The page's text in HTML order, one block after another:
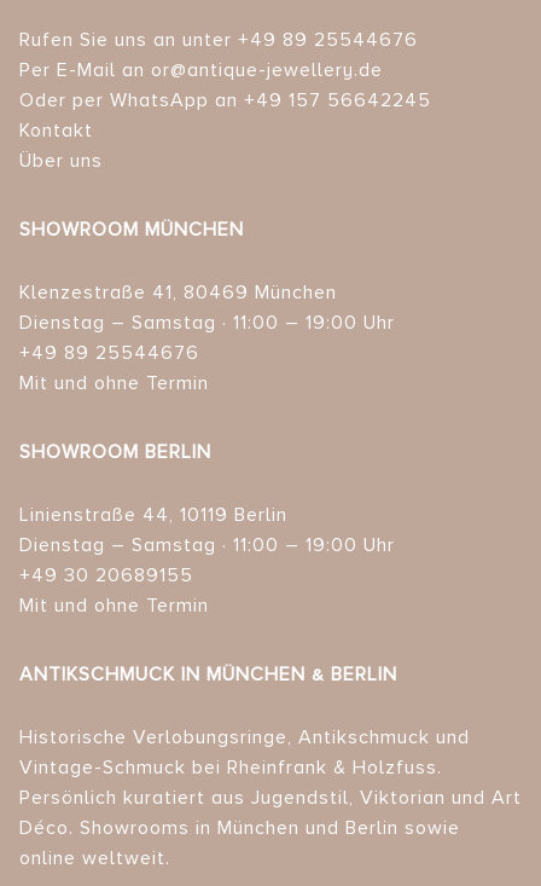
Rufen Sie uns an unter +49 89 25544676
Per E-Mail an or@antique-jewellery.de
Oder per WhatsApp an +49 157 56642245
Kontakt
Über uns
SHOWROOM MÜNCHEN
Klenzestraße 41, 80469 München
Dienstag – Samstag · 11:00 – 19:00 Uhr
+49 89 25544676
Mit und ohne Termin
SHOWROOM BERLIN
Linienstraße 44, 10119 Berlin
Dienstag – Samstag · 11:00 – 19:00 Uhr
+49 30 20689155
Mit und ohne Termin
ANTIKSCHMUCK IN MÜNCHEN & BERLIN
Historische Verlobungsringe, Antikschmuck und
Vintage-Schmuck bei Rheinfrank & Holzfuss.
Persönlich kuratiert aus Jugendstil, Viktorian und Art
Déco. Showrooms in München und Berlin sowie
online weltweit.